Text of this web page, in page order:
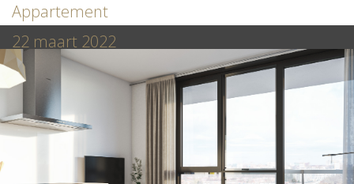
Appartement
22 maart 2022